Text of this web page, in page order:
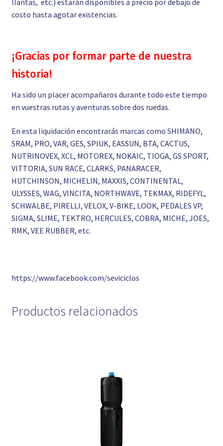
llantas, etc.) estarán disponibles a precio por debajo de
costo hasta agotar existencias.
¡Gracias por formar parte de nuestra
historia!
Ha sido un placer acompañaros durante todo este tiempo
en vuestras rutas y aventuras sobre dos ruedas.
En esta liquidación encontrarás marcas como SHIMANO,
SRAM, PRO, VAR, GES, SPIUK, EASSUN, BTA, CACTUS,
NUTRINOVEX, XCL, MOTOREX, NOKAIC, TIOGA, GS SPORT,
VITTORIA, SUN RACE, CLARKS, PANARACER,
HUTCHINSON, MICHELIN, MAXXIS, CONTINENTAL,
ULYSSES, WAG, VINCITA, NORTHWAVE, TEKMAX, RIDEFYL,
SCHWALBE, PIRELLI, VELOX, V-BIKE, LOOK, PEDALES VP,
SIGMA, SLIME, TEKTRO, HERCULES, COBRA, MICHE, JOES,
RMK, VEE RUBBER, etc.
https://www.facebook.com/seviciclos
Productos relacionados